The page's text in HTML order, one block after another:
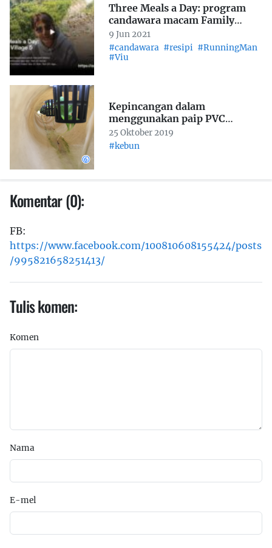
Three Meals a Day: program
candawara macam Family
Outing + Invincible Youth
tanpa game merepek
9 Jun 2021
#candawara #resipi #RunningMan
#Viu
Kepincangan dalam
menggunakan paip PVC
sebagai saluran NFT
hidroponik
25 Oktober 2019
#kebun
Komentar (0):
FB:
https://www.facebook.com/100810608155424/posts
/995821658251413/
Tulis komen:
Komen
Nama
E-mel